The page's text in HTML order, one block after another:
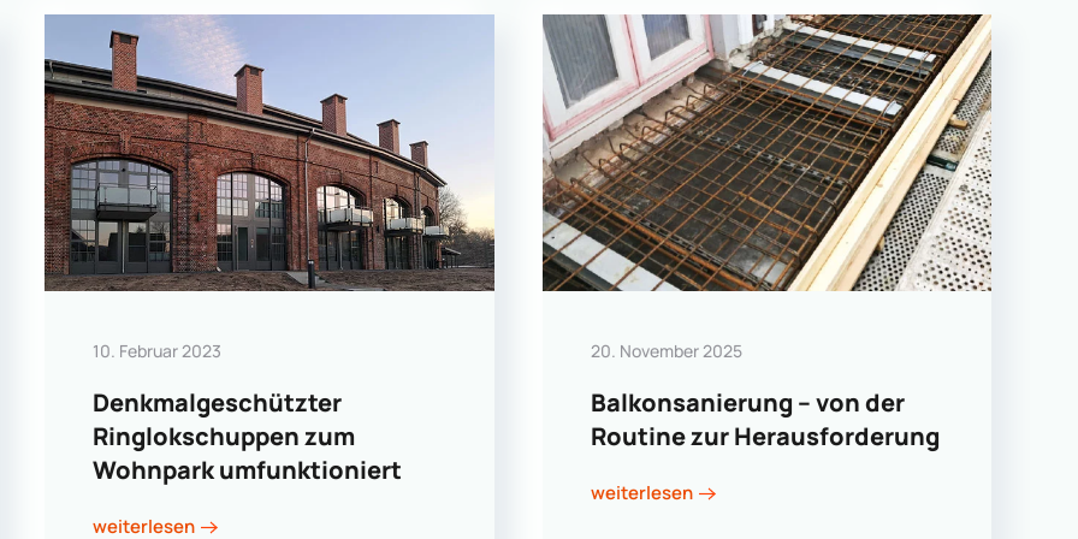
10. Februar 2023
Denkmalgeschützter
Ringlokschuppen zum
Wohnpark umfunktioniert
weiterlesen
20. November 2025
Balkonsanierung – von der
Routine zur Herausforderung
weiterlesen